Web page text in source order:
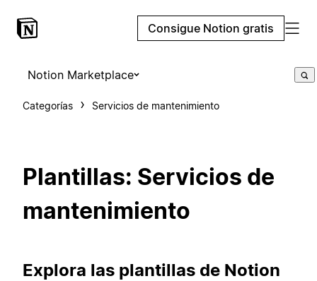
Consigue Notion gratis
Notion Marketplace
Categorías Servicios de mantenimiento
Plantillas: Servicios de
mantenimiento
Explora las plantillas de Notion